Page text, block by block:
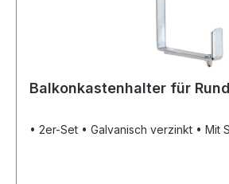
Balkonkastenhalter für
• 2er-Set •